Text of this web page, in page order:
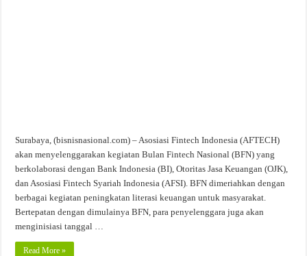
Surabaya, (bisnisnasional.com) – Asosiasi Fintech Indonesia (AFTECH)
akan menyelenggarakan kegiatan Bulan Fintech Nasional (BFN) yang
berkolaborasi dengan Bank Indonesia (BI), Otoritas Jasa Keuangan (OJK),
dan Asosiasi Fintech Syariah Indonesia (AFSI). BFN dimeriahkan dengan
berbagai kegiatan peningkatan literasi keuangan untuk masyarakat.
Bertepatan dengan dimulainya BFN, para penyelenggara juga akan
menginisiasi tanggal …
Read More »